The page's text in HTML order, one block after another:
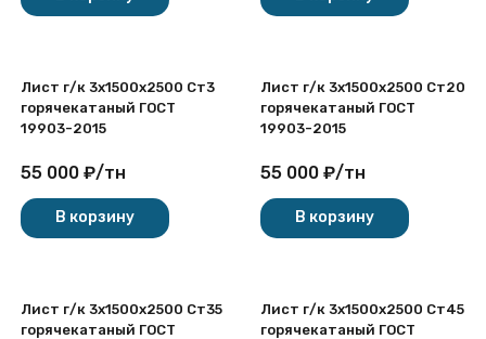
Лист г/к 3х1500x2500 Ст3
горячекатаный ГОСТ
19903-2015
55 000 ₽/тн
В корзину
Лист г/к 3х1500x2500 Ст20
горячекатаный ГОСТ
19903-2015
55 000 ₽/тн
В корзину
Лист г/к 3х1500x2500 Ст35
горячекатаный ГОСТ
Лист г/к 3х1500x2500 Ст45
горячекатаный ГОСТ